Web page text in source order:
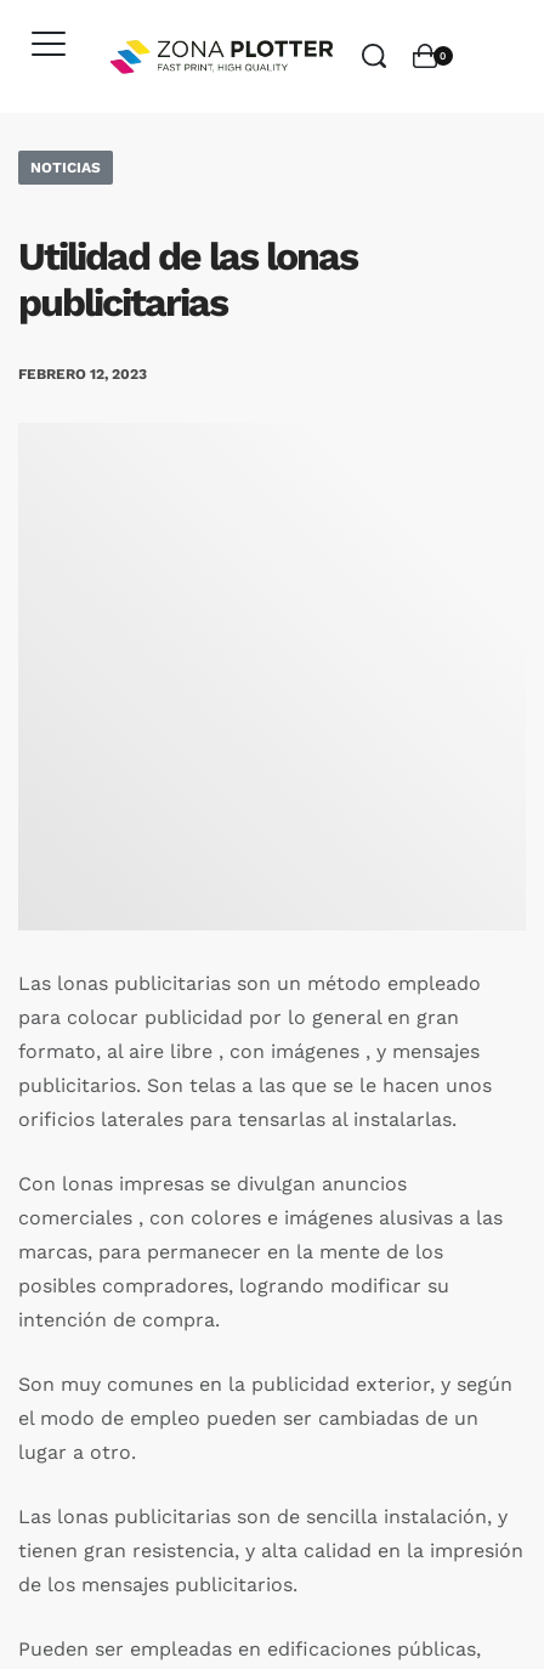
0
NOTICIAS
Utilidad de las lonas
publicitarias
FEBRERO 12, 2023
Las lonas publicitarias son un método empleado
para colocar publicidad por lo general en gran
formato, al aire libre , con imágenes , y mensajes
publicitarios. Son telas a las que se le hacen unos
orificios laterales para tensarlas al instalarlas.
Con lonas impresas se divulgan anuncios
comerciales , con colores e imágenes alusivas a las
marcas, para permanecer en la mente de los
posibles compradores, logrando modificar su
intención de compra.
Son muy comunes en la publicidad exterior, y según
el modo de empleo pueden ser cambiadas de un
lugar a otro.
Las lonas publicitarias son de sencilla instalación, y
tienen gran resistencia, y alta calidad en la impresión
de los mensajes publicitarios.
Pueden ser empleadas en edificaciones públicas,